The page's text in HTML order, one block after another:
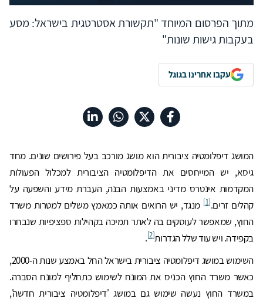
מתוך הפרסום המיוחד "תקשורת אסטרטגית בישראל: מסע
בעקבות גישות שונות"
עקבו אחרינו בגוגל
המושג דיפלומטיה ציבורית הוא מושג מורכב בעל פירושים שונים. מחד
גיסא, יש המייחסים את הדיפלומטיה הציבורית למכלול הפעולות
המקדמות אינטרס מדיני באמצעות הבנה, העברת מידע והשפעה על
קהלים זרים.[1]
מנגד, יש הרואים אותה כמאמץ משלים למטרות משרד
החוץ, שמאפשר לעוסקים בה לאתר תמיכה בקהילות ספציפיות שנבחרו
בקפידה. ויש עוד שלל הגדרות[2]
.
השימוש במושג דיפלומטיה ציבורית בישראל החל באמצע שנות ה-2000,
כאשר משרד החוץ הכניס את המונח לשימוש כתחליף למונח הסברה.
במשרד החוץ נעשה שימוש גם במושג 'דיפלומטיה ציבורית חדשה',